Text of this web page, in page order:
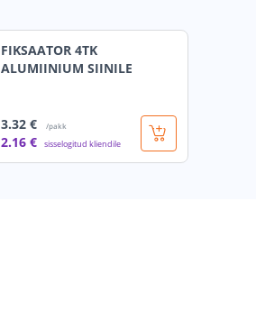
FIKSAATOR 4TK
ALUMIINIUM SIINILE
3.32 € /pakk
2.16 € sisselogitud kliendile